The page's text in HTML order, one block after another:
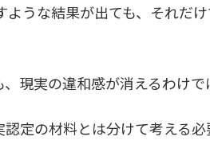
うな結果が出ても、それだ
現実の違和感が消えるわけで
定の材料とは分けて考える必